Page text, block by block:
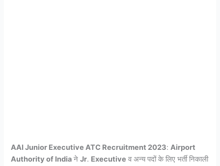
AAI Junior Executive ATC Recruitment 2023:Airport
Authority of India नेJr. Executive व अन्य पदों के लिए भर्ती निकाली